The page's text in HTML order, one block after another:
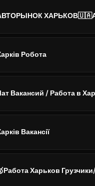
Робота
Вакансий / Работа в
Вакансії
Харьков